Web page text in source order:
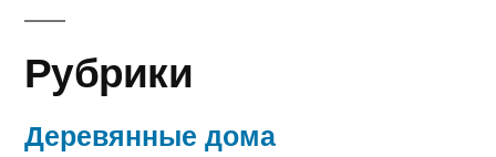
Рубрики
Деревянные дома